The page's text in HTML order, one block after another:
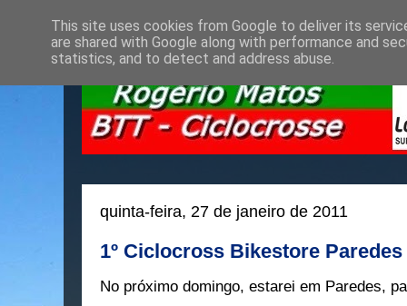
quinta-feira, 27 de janeiro de 2011
1º Ciclocross Bikestore Paredes
No próximo domingo, estarei em Paredes,
This site uses cookies from Google to deliver its
are shared with Google along with performance and
statistics, and to detect and address abuse.